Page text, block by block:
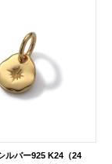
ルバー925 K24（24